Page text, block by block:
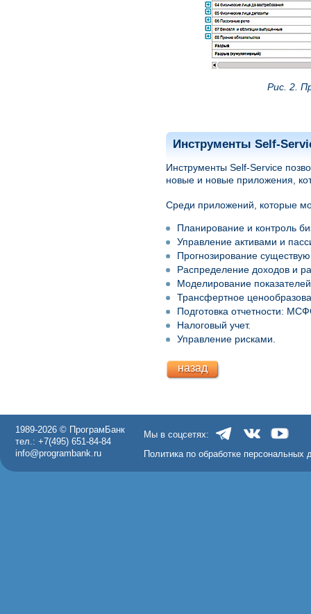
Рис. 2.
Инструменты Self-
Инструменты Self-Service
новые и новые приложения,
Среди приложений, которые
Планирование и контроль
Управление активами и
Прогнозирование
Распределение доходов и
Моделирование
Трансфертное
Подготовка отчетности:
Налоговый учет.
Управление рисками.
назад
1989-2026 © ПрограмБанк
тел.: +7(495) 651-84-84
info@programbank.ru
Мы в соцсетях:
Политика по обработке персональных